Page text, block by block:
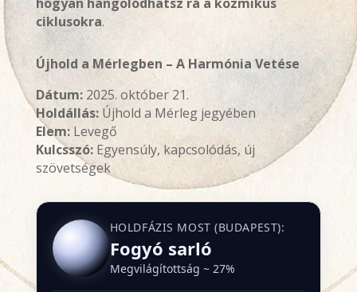
ciklusokra.
Újhold a Mérlegben – A Harmónia Vetése
Dátum:2025. október 21.
Holdállás:Újhold a Mérleg jegyében
Elem:Levegő
Kulcsszó:Egyensúly, kapcsolódás, új
szövetségek
HOLDFÁZIS MOST (BUDAPEST):
Fogyó sarló
Megvilágítottság ~ 27%